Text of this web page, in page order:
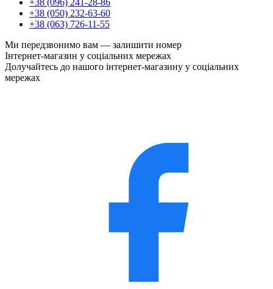
+38 (096) 241-28-86
+38 (050) 232-63-60
+38 (063) 726-11-55
Ми передзвонимо вам — залишити номер
Інтернет-магазин у соціальних мережах
Долучайтесь до нашого інтернет-магазину у соціальних
мережах